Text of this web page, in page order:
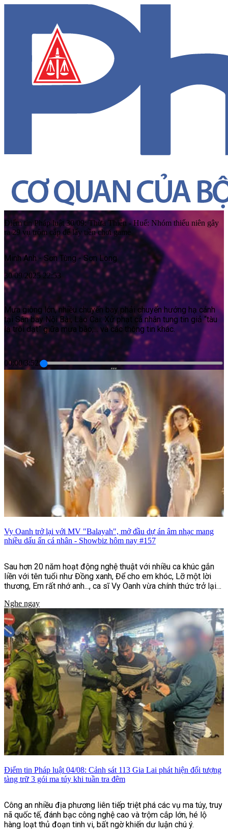
Điểm tin Pháp luật 30/09: Thừa Thiên - Huế: Nhóm thiếu niên gây
ra 29 vụ trộm cắp để lấy tiền chơi game
Minh Anh - Sơn Tùng - Sơn Long
30/09/2025 22:53
Mưa giông lớn, nhiều chuyến bay phải chuyển hướng hạ cánh
tại Sân bay Nội Bài; Lào Cai: Xử phạt cá nhân tung tin giả “tàu
lạ trôi dạt” giữa mưa bão;... và các thông tin khác.
00:00 3:52
Vy Oanh trở lại với MV "Balayah", mở đầu dự án âm nhạc mang
nhiều dấu ấn cá nhân - Showbiz hôm nay #157
Sau hơn 20 năm hoạt động nghệ thuật với nhiều ca khúc gắn
liền với tên tuổi như Đồng xanh, Để cho em khóc, Lỡ một lời
thương, Em rất nhớ anh..., ca sĩ Vy Oanh vừa chính thức trở lại
"Hai Bản Thể | UNFOLDED", đồng thời đánh dấu bước chuyển
mình rõ nét về hình ảnh, phong cách âm nhạc và định hướng
sáng tạo của nữ ca sĩ sau nhiều năm gắn bó với dòng nhạc
ballad.
Nghe ngay
Điểm tin Pháp luật 04/08: Cảnh sát 113 Gia Lai phát hiện đối tượng
tàng trữ 3 gói ma túy khi tuần tra đêm
Công an nhiều địa phương liên tiếp triệt phá các vụ ma túy, truy
nã quốc tế, đánh bạc công nghệ cao và trộm cắp lớn, hé lộ
hàng loạt thủ đoạn tinh vi, bất ngờ khiến dư luận chú ý.